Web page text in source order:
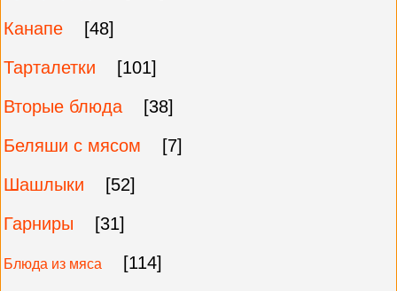
Канапе
[48]
Тарталетки
[101]
Вторые блюда
[38]
Беляши с мясом
[7]
Шашлыки
[52]
Гарниры
[31]
Блюда из мяса
[114]